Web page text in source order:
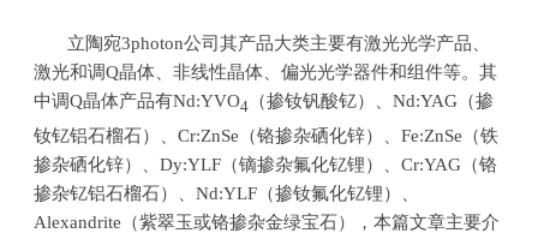
立陶宛3photon公司其产品大类主要有激光光学产品、
激光和调Q晶体、非线性晶体、偏光光学器件和组件等。其
中调Q晶体产品有Nd:YVO4 （掺钕钒酸钇）、Nd:YAG （掺
钕钇铝石榴石）、Cr:ZnSe （铬掺杂硒化锌）、Fe:ZnSe （铁
掺杂硒化锌）、Dy:YLF （镝掺杂氟化钇锂）、Cr:YAG （铬
掺杂钇铝石榴石）、Nd:YLF （掺钕氟化钇锂）、
Alexandrite （紫翠玉或铬掺杂金绿宝石），本篇文章主要介